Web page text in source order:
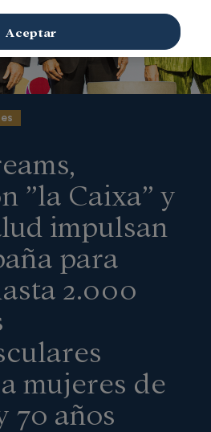
”la Caixa” y
impulsan
para
2.000
mujeres de
70 años
Aceptar